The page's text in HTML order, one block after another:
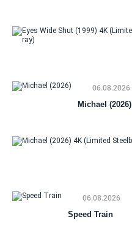
06.08.2026
Michael (2026)
06.08.2026
Speed Train